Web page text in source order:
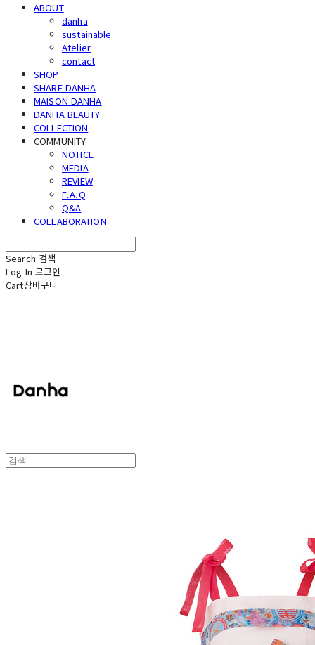
ABOUT
danha
sustainable
Atelier
contact
SHOP
SHARE DANHA
MAISON DANHA
DANHA BEAUTY
COLLECTION
COMMUNITY
NOTICE
MEDIA
REVIEW
F.A.Q
Q&A
COLLABORATION
Search 검색
Log In 로그인
Cart장바구니